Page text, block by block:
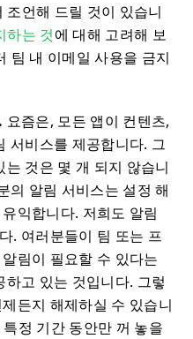
언해 드릴 것이 있습니
하는 것에 대해 고려해 보
팀 내 이메일 사용을 금지
요즘은, 모든 앱이 컨텐츠,
서비스를 제공합니다. 그
것은 몇 개 되지 않습니
의 알림 서비스는 설정 해
익합니다. 저희도 알림
. 여러분들이 팀 또는 프
림이 필요할 수 있다는
고 있는 것입니다. 그렇
든지 해제하실 수 있습니
정 기간 동안만 꺼 놓을